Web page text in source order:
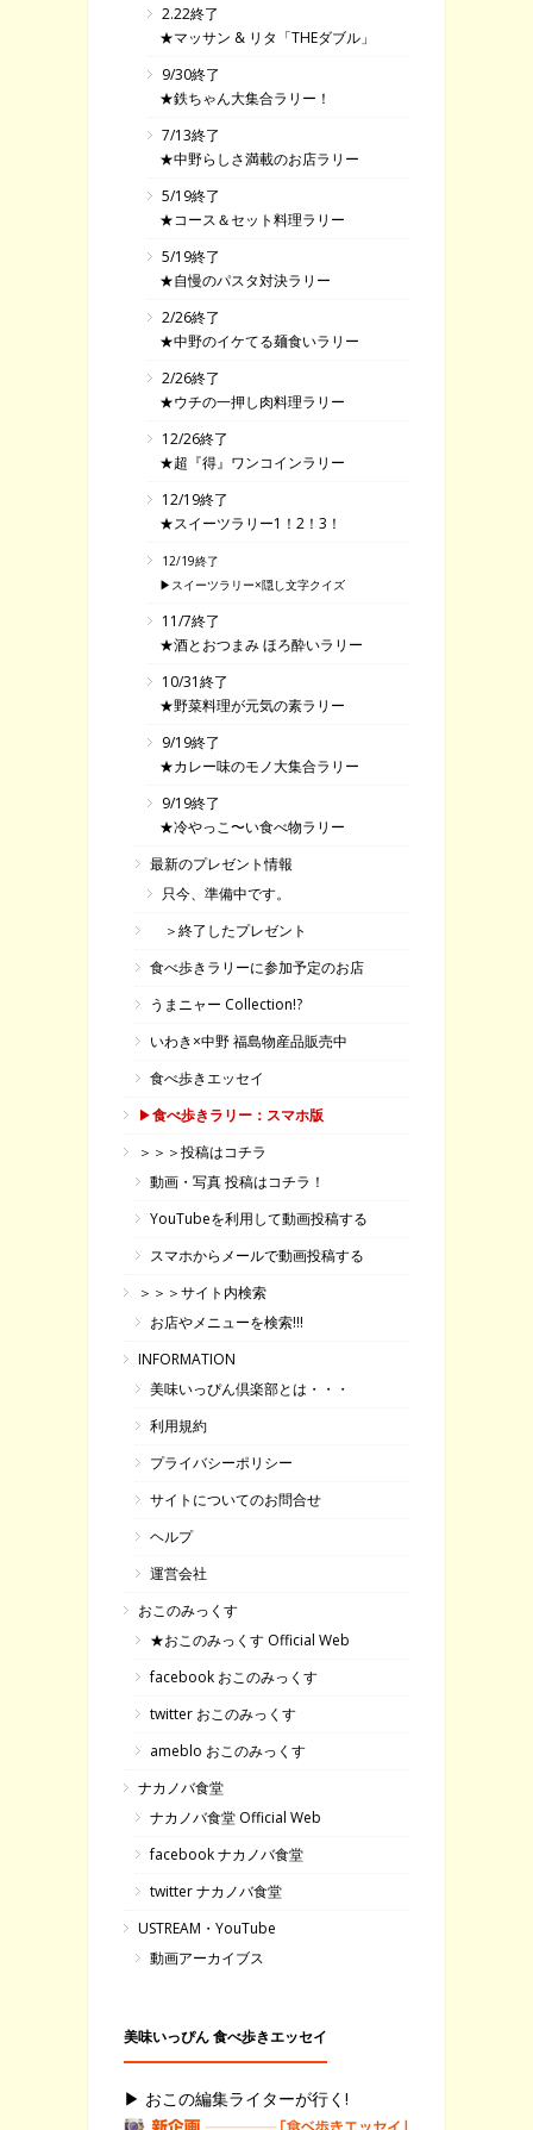
2.22終了
★マッサン & リタ「THEダブル」
9/30終了
★鉄ちゃん大集合ラリー！
7/13終了
★中野らしさ満載のお店ラリー
5/19終了
★コース＆セット料理ラリー
5/19終了
★自慢のパスタ対決ラリー
2/26終了
★中野のイケてる麺食いラリー
2/26終了
★ウチの一押し肉料理ラリー
12/26終了
★超『得』ワンコインラリー
12/19終了
★スイーツラリー1！2！3！
12/19終了
▶スイーツラリー×隠し文字クイズ
11/7終了
★酒とおつまみ ほろ酔いラリー
10/31終了
★野菜料理が元気の素ラリー
9/19終了
★カレー味のモノ大集合ラリー
9/19終了
★冷やっこ〜い食べ物ラリー
最新のプレゼント情報
只今、準備中です。
＞終了したプレゼント
食べ歩きラリーに参加予定のお店
うまニャー Collection!?
いわき×中野 福島物産品販売中
食べ歩きエッセイ
▶食べ歩きラリー：スマホ版
＞＞＞投稿はコチラ
動画・写真 投稿はコチラ！
YouTubeを利用して動画投稿する
スマホからメールで動画投稿する
＞＞＞サイト内検索
お店やメニューを検索!!!
INFORMATION
美味いっぴん倶楽部とは・・・
利用規約
プライバシーポリシー
サイトについてのお問合せ
ヘルプ
運営会社
おこのみっくす
★おこのみっくす Official Web
facebook おこのみっくす
twitter おこのみっくす
ameblo おこのみっくす
ナカノバ食堂
ナカノバ食堂 Official Web
facebook ナカノバ食堂
twitter ナカノバ食堂
USTREAM・YouTube
動画アーカイブス
美味いっぴん 食べ歩きエッセイ
▶ おこの編集ライターが行く!